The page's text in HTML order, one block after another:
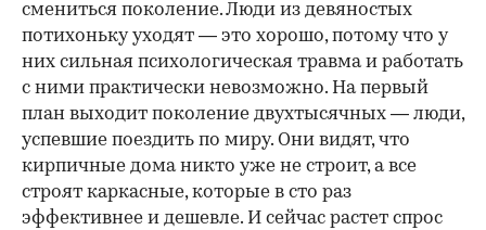
смениться поколение. Люди из девяностых
потихоньку уходят — это хорошо, потому что у
них сильная психологическая травма и работать
с ними практически невозможно. На первый
план выходит поколение двухтысячных — люди,
успевшие поездить по миру. Они видят, что
кирпичные дома никто уже не строит, а все
строят каркасные, которые в сто раз
эффективнее и дешевле. И сейчас растет спрос